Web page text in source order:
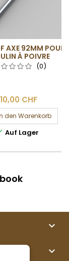
AXE 92MM POUR
À POIVRE
(0)
10,00 CHF
den Warenkorb
Auf Lager

